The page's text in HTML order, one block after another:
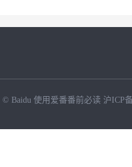
© Baidu 使用爱番番前必读 沪ICP